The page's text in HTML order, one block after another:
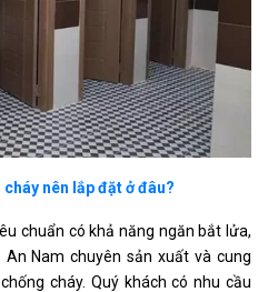
nên lắp đặt ở đâu?
chuẩn có khả năng ngăn bắt lửa,
Nam chuyên sản xuất và cung
cháy. Quý khách có nhu cầu